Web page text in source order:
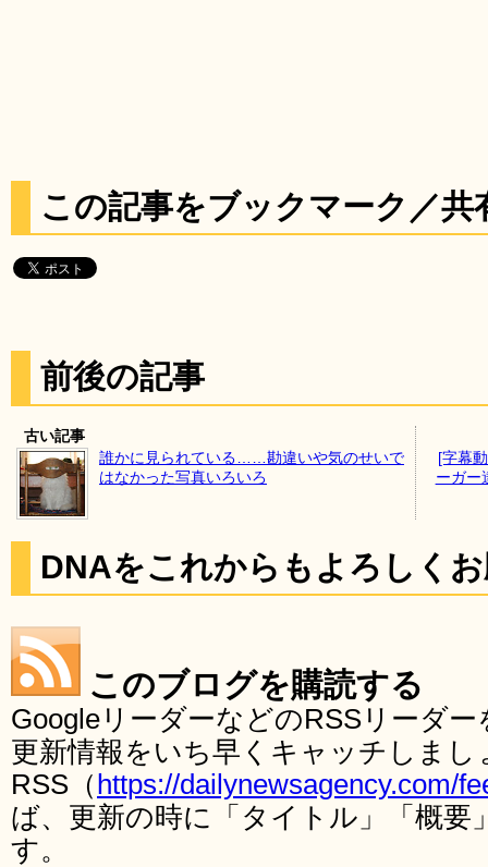
この記事をブックマーク／共
前後の記事
古い記事
誰かに見られている……勘違いや気のせいで
はなかった写真いろいろ
[字幕
ーガー
DNAをこれからもよろしく
このブログを購読する
GoogleリーダーなどのRSSリーダ
更新情報をいち早くキャッチしま
RSS（ https://dailynewsagency.com/
ば、更新の時に「タイトル」「概要
す。